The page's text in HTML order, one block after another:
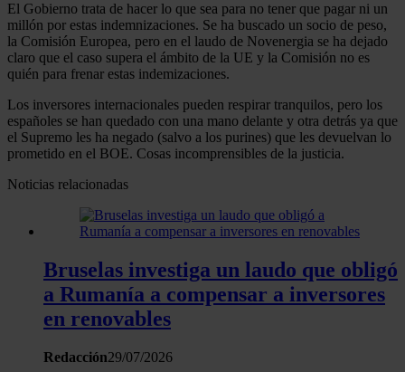
El Gobierno trata de hacer lo que sea para no tener que pagar ni un
millón por estas indemnizaciones. Se ha buscado un socio de peso,
la Comisión Europea, pero en el laudo de Novenergia se ha dejado
claro que el caso supera el ámbito de la UE y la Comisión no es
quién para frenar estas indemizaciones.
Los inversores internacionales pueden respirar tranquilos, pero los
españoles se han quedado con una mano delante y otra detrás ya que
el Supremo les ha negado (salvo a los purines) que les devuelvan lo
prometido en el BOE. Cosas incomprensibles de la justicia.
Noticias relacionadas
Bruselas investiga un laudo que obligó
a Rumanía a compensar a inversores
en renovables
Redacción29/07/2026